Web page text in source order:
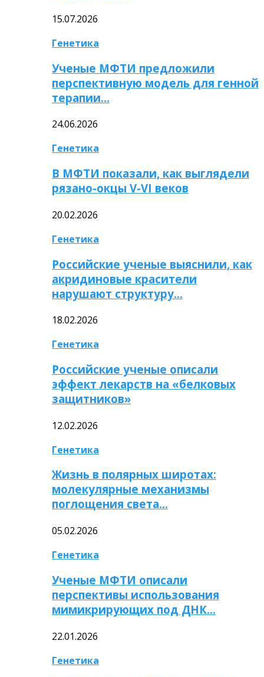
15.07.2026
Генетика
Ученые МФТИ предложили
перспективную модель для генной
терапии…
24.06.2026
Генетика
В МФТИ показали, как выглядели
рязано-окцы V-VI веков
20.02.2026
Генетика
Российские ученые выяснили, как
акридиновые красители
нарушают структуру…
18.02.2026
Генетика
Российские ученые описали
эффект лекарств на «белковых
защитников»
12.02.2026
Генетика
Жизнь в полярных широтах:
молекулярные механизмы
поглощения света…
05.02.2026
Генетика
Ученые МФТИ описали
перспективы использования
мимикрирующих под ДНК…
22.01.2026
Генетика